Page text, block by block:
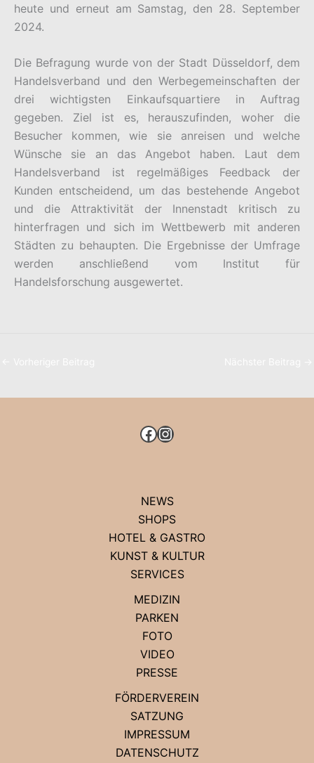
heute und erneut am Samstag, den 28. September
2024.
Die Befragung wurde von der Stadt Düsseldorf, dem
Handelsverband und den Werbegemeinschaften der
drei wichtigsten Einkaufsquartiere in Auftrag
gegeben. Ziel ist es, herauszufinden, woher die
Besucher kommen, wie sie anreisen und welche
Wünsche sie an das Angebot haben. Laut dem
Handelsverband ist regelmäßiges Feedback der
Kunden entscheidend, um das bestehende Angebot
und die Attraktivität der Innenstadt kritisch zu
hinterfragen und sich im Wettbewerb mit anderen
Städten zu behaupten. Die Ergebnisse der Umfrage
werden anschließend vom Institut für
Handelsforschung ausgewertet.
FACEBOOK
INSTAGRAM
NEWS
SHOPS
HOTEL & GASTRO
KUNST & KULTUR
SERVICES
MEDIZIN
PARKEN
FOTO
VIDEO
PRESSE
FÖRDERVEREIN
SATZUNG
IMPRESSUM
DATENSCHUTZ